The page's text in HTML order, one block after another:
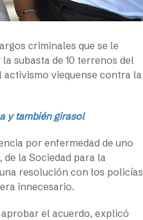
criminales que se le
subasta de 10 terrenos del
activismo viequense contra la
y también girasol
por enfermedad de uno
de la Sociedad para la
resolución con los policías
innecesario.
el acuerdo, explicó